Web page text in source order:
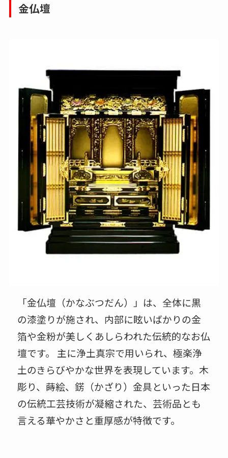
金仏壇
「金仏壇（かなぶつだん）」は、全体に黒
の漆塗りが施され、内部に眩いばかりの金
箔や金粉が美しくあしらわれた伝統的なお仏
壇です。 主に浄土真宗で用いられ、極楽浄
土のきらびやかな世界を表現しています。木
彫り、蒔絵、錺（かざり）金具といった日本
の伝統工芸技術が凝縮された、芸術品とも
言える華やかさと重厚感が特徴です。